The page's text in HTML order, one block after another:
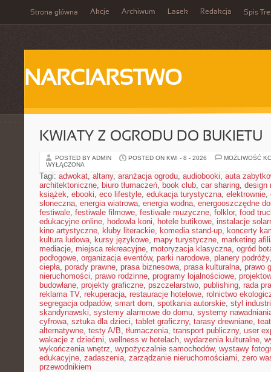
Strona główna Akcje Archiwum Lasek Redakcja Spis
NARCIARSTWO
KWIATY Z OGRODU DO BUKIETU
POSTED BY ADMIN POSTED ON KWI - 8 - 2026
MOŻLIWOŚĆ
WYŁĄCZONA
Tagi: adwokat, altany, aranżacja ogrodu, audiobooki, auta
architektoniczne, biuro tłumaczeń, book club, car sharing, design
książek, ebooki, eco lifestyle, edukacja turystyczna, elektrownie,
słoneczna, energia wiatrowa, energia wodna, energooszczędne
festiwale, festiwale filmowe, festiwale muzyczne, folklor, food
edukacyjne online, hodowla koni, hotele butikowe, instalacje
kino artystyczne, kluby literackie, komedia stand-up, koncerty
kultura ludowa, kursy językowe, mapy turystyczne, marketing
mediacje, miejsca rekreacyjne, motoryzacja klasyczna, ogród
podłogowe, organizacja eventów, parki narodowe, planery podróży
ciepła, porady prawne, prasa biznesowa, prasa kulturalna, prawo
nieruchomości, prawo rodzinne, programy lojalnościowe,
budowlane, projekty graficzne, pszczelarstwo, publishing, rada
reklama TV, rekuperacja, restauracje hotelowe, rolnictwo
segregacja odpadów, smart dom, spotkania autorskie, styl
skandynawski, systemy alarmowe do domu, systemy
cyfrowa, sztuka dla dzieci, tablet graficzny, tarasy drewniane,
alternatywne, testy A/B, tłumaczenia, transport publiczny, user
wakacje z dziećmi, wellness w hotelach, wydarzenia kulturalne,
wykończenia wnętrz, wypożyczalnie samochodów, wystawy
edukacyjne, zadaszenia, zarządzanie nieruchomościami, zero
przewodnikiem